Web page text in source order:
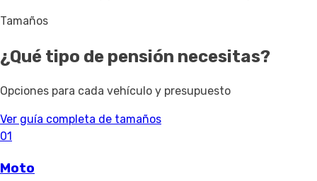
Tamaños
¿Qué tipo de pensión necesitas?
Opciones para cada vehículo y presupuesto
Ver guía completa de tamaños
01
Moto